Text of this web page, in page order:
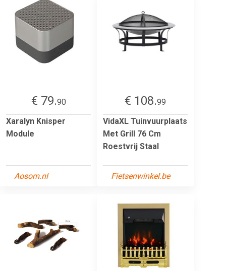
€ 79.90
Xaralyn Knisper
Module
Aosom.nl
€ 108.99
VidaXL Tuinvuurplaats
Met Grill 76 Cm
Roestvrij Staal
Fietsenwinkel.be